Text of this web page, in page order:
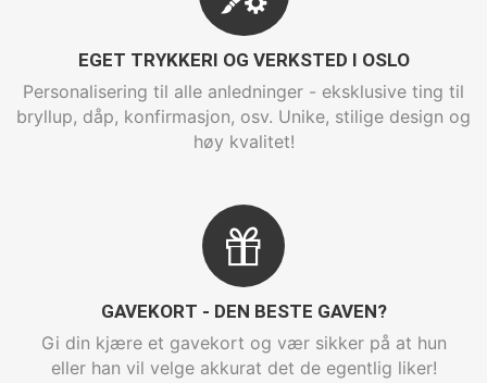
EGET TRYKKERI OG VERKSTED I OSLO
Personalisering til alle anledninger - eksklusive ting til
bryllup, dåp, konfirmasjon, osv. Unike, stilige design og
høy kvalitet!
GAVEKORT - DEN BESTE GAVEN?
Gi din kjære et gavekort og vær sikker på at hun
eller han vil velge akkurat det de egentlig liker!